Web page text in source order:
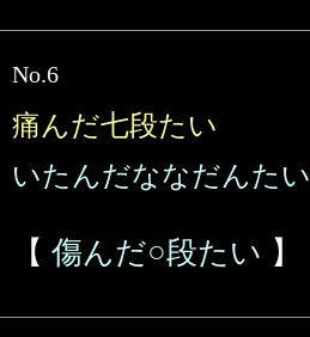
No.6
痛んだ七段たい
いたんだななだんたい
【 傷んだ○段たい 】